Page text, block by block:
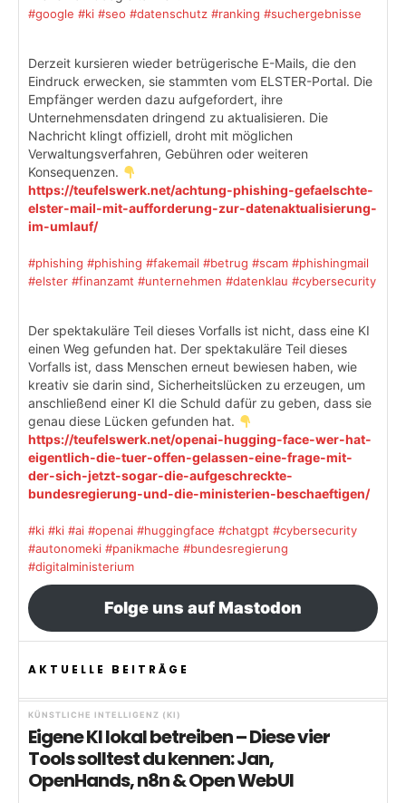
#google #ki #seo #datenschutz #ranking #suchergebnisse
Derzeit kursieren wieder betrügerische E-Mails, die den
Eindruck erwecken, sie stammten vom ELSTER-Portal. Die
Empfänger werden dazu aufgefordert, ihre
Unternehmensdaten dringend zu aktualisieren. Die
Nachricht klingt offiziell, droht mit möglichen
Verwaltungsverfahren, Gebühren oder weiteren
Konsequenzen.
https://teufelswerk.net/achtung-phishing-gefaelschte-
elster-mail-mit-aufforderung-zur-datenaktualisierung-
im-umlauf/
#phishing #phishing #fakemail #betrug #scam #phishingmail
#elster #finanzamt #unternehmen #datenklau #cybersecurity
Der spektakuläre Teil dieses Vorfalls ist nicht, dass eine KI
einen Weg gefunden hat. Der spektakuläre Teil dieses
Vorfalls ist, dass Menschen erneut bewiesen haben, wie
kreativ sie darin sind, Sicherheitslücken zu erzeugen, um
anschließend einer KI die Schuld dafür zu geben, dass sie
genau diese Lücken gefunden hat.
https://teufelswerk.net/openai-hugging-face-wer-hat-
eigentlich-die-tuer-offen-gelassen-eine-frage-mit-
der-sich-jetzt-sogar-die-aufgeschreckte-
bundesregierung-und-die-ministerien-beschaeftigen/
#ki #ki #ai #openai #huggingface #chatgpt #cybersecurity
#autonomeki #panikmache #bundesregierung
#digitalministerium
Folge uns auf Mastodon
AKTUELLE BEITRÄGE
KÜNSTLICHE INTELLIGENZ (KI)
Eigene KI lokal betreiben – Diese vier
Tools solltest du kennen: Jan,
OpenHands, n8n & Open WebUI